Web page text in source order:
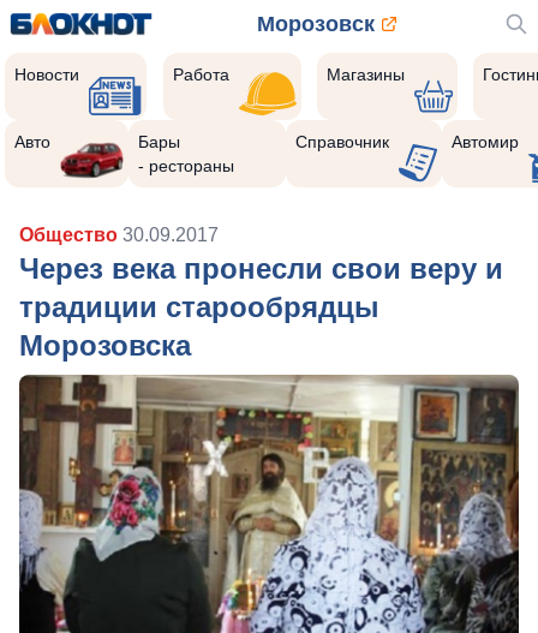
Морозовск
Новости Работа Магазины
Авто
Бары
- рестораны
Справочник Автомир
Общество 30.09.2017
Через века пронесли свои веру и
традиции старообрядцы
Морозовска